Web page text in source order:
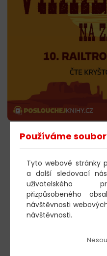
pondělí-
05.08.2026
Používáme
Tyto webové stránky
a další sledovací
uživatelského
přizpůsobeného
návštěvnosti
návštěvnosti.